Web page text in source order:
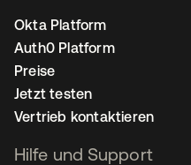
Okta Platform
Auth0 Platform
Preise
Jetzt testen
Vertrieb kontaktieren
Hilfe und Support